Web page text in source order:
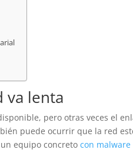
va lenta
pero otras veces el
puede ocurrir que la red
equipo concretocon malware